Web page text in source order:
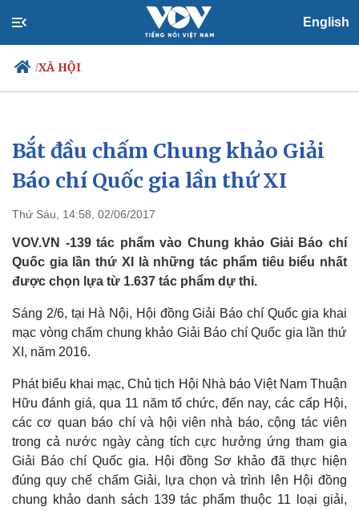
English
/XÃ HỘI
Chính trị
Đảng
Tổ chức nhân sự
Nhận diện sự thật
Xã hội
Tin 24h
Dự báo thời tiết
Việc làm
Biển đảo
Bắt đầu chấm Chung khảo Giải
Báo chí Quốc gia lần thứ XI
Thứ Sáu, 14:58, 02/06/2017
VOV.VN -139 tác phẩm vào Chung khảo Giải Báo chí
Quốc gia lần thứ XI là những tác phẩm tiêu biểu nhất
được chọn lựa từ 1.637 tác phẩm dự thi.
Sáng 2/6, tại Hà Nội, Hội đồng Giải Báo chí Quốc gia khai
mạc vòng chấm chung khảo Giải Báo chí Quốc gia lần thứ
XI, năm 2016.
Phát biểu khai mạc, Chủ tịch Hội Nhà báo Việt Nam Thuận
Hữu đánh giá, qua 11 năm tổ chức, đến nay, các cấp Hội,
các cơ quan báo chí và hội viên nhà báo, cộng tác viên
trong cả nước ngày càng tích cực hưởng ứng tham gia
Giải Báo chí Quốc gia. Hội đồng Sơ khảo đã thực hiện
đúng quy chế chấm Giải, lựa chọn và trình lên Hội đồng
chung khảo danh sách 139 tác phẩm thuộc 11 loại giải,